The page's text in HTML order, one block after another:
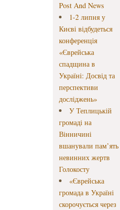
Post And News
1-2 липня у
Києві відбудеться
конференція
«Єврейська
спадщина в
Україні: Досвід та
перспективи
досліджень»
У Теплицькій
громаді на
Вінничині
вшанували пам’ять
невинних жертв
Голокосту
«Єврейська
громада в Україні
скорочується через